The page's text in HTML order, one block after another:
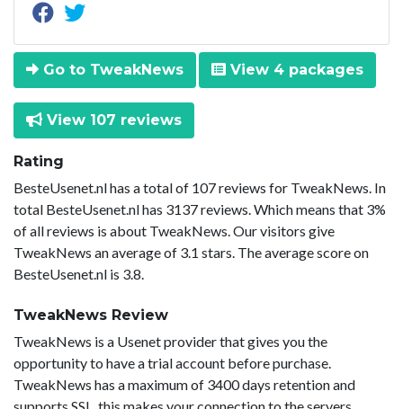
Go to TweakNews View 4 packages
View 107 reviews
Rating
BesteUsenet.nl has a total of 107 reviews for TweakNews. In
total BesteUsenet.nl has 3137 reviews. Which means that 3%
of all reviews is about TweakNews. Our visitors give
TweakNews an average of 3.1 stars. The average score on
BesteUsenet.nl is 3.8.
TweakNews Review
TweakNews is a Usenet provider that gives you the
opportunity to have a trial account before purchase.
TweakNews has a maximum of 3400 days retention and
supports SSL, this makes your connection to the servers